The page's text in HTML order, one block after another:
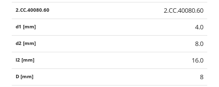
2.CC.40080.60
4.0
8.0
16.0
8